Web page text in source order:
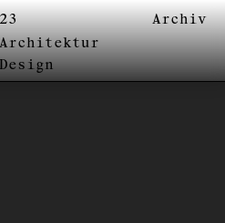
Archiv